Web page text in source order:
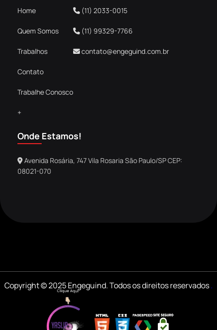
b
k
a
Home
Quem Somos
Trabalhos
Contato
Trabalhe Conosco
+
(11) 2033-0015
(11) 99329-7766
contato@engeguind.com.br
Onde Estamos!
Avenida Rosária, 747 Vila Rosaria São Paulo/SP CEP:
08021-070
Copyright © 2025 Engeguind. Todos os direitos reservados.